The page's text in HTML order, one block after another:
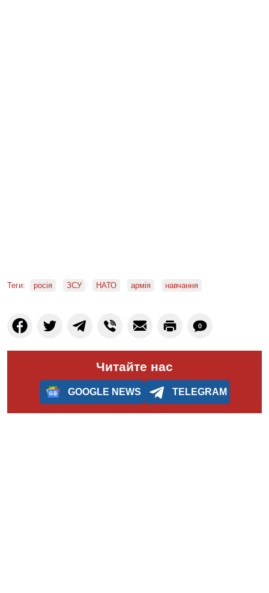
Теги: росія ЗСУ НАТО армія навчання
0
Читайте нас
GOOGLE NEWS TELEGRAM